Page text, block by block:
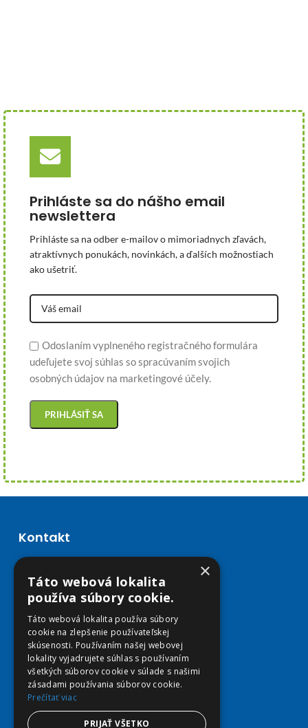
Prihláste sa do nášho email
newslettera
Prihláste sa na odber e-mailov o mimoriadnych zľavách,
atraktívnych ponukách, novinkách, a ďalších možnostiach
ako ušetriť.
Odoslaním vyplneného registračného formulára
udeľujete svoj súhlas so spracúvaním svojich
osobných údajov na marketingové účely.
Kontakt
podpora@viplekaren.sk
0911 678 900(Po - Pia 7:30 - 15:30)
Telefón kamenná Lekáreň VIP Košice:
055 307 78 30
(Po - Ne 8:00 - 18:00)
Adresa Lekáreň VIP:
×
Táto webová lokalita
používa súbory cookie.
Táto webová lokalita používa súbory
cookie na zlepšenie používateľskej
skúsenosti. Používaním našej webovej
lokality vyjadrujete súhlas s používaním
všetkých súborov cookie v súlade s našimi
zásadami používania súborov cookie.
Prečítať viac
PRIJAŤ VŠETKO